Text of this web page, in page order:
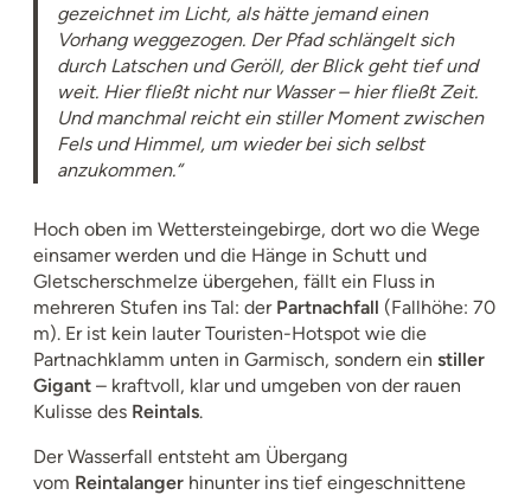
gezeichnet im Licht, als hätte jemand einen
Vorhang weggezogen. Der Pfad schlängelt sich
durch Latschen und Geröll, der Blick geht tief und
weit. Hier fließt nicht nur Wasser – hier fließt Zeit.
Und manchmal reicht ein stiller Moment zwischen
Fels und Himmel, um wieder bei sich selbst
anzukommen.“
Hoch oben im Wettersteingebirge, dort wo die Wege
einsamer werden und die Hänge in Schutt und
Gletscherschmelze übergehen, fällt ein Fluss in
mehreren Stufen ins Tal: der Partnachfall (Fallhöhe: 70
m). Er ist kein lauter Touristen-Hotspot wie die
Partnachklamm unten in Garmisch, sondern ein stiller
Gigant – kraftvoll, klar und umgeben von der rauen
Kulisse des Reintals.
Der Wasserfall entsteht am Übergang
vom Reintalanger hinunter ins tief eingeschnittene